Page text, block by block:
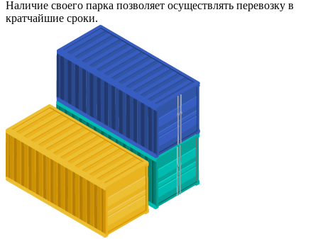
Наличие своего парка позволяет осуществлять перевозку в
кратчайшие сроки.